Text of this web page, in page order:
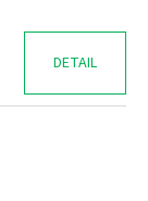
DETAIL